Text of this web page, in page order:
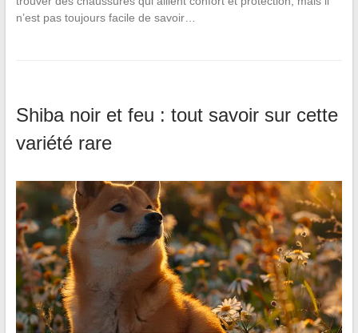
n’est pas toujours facile de savoir…
Shiba noir et feu : tout savoir sur cette
variété rare